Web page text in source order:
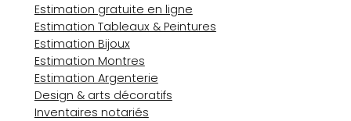
Estimation gratuite en ligne
Estimation Tableaux & Peintures
Estimation Bijoux
Estimation Montres
Estimation Argenterie
Design & arts décoratifs
Inventaires notariés